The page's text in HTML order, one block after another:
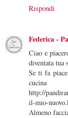
Rispondi
Federica -
Ciao e
diventata
Se ti fa
http://
il-mio-
Almeno